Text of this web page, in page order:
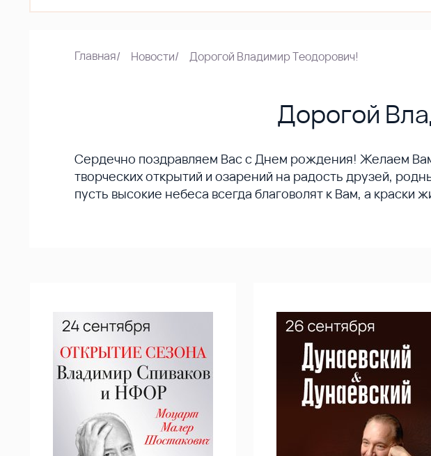
Главная/ Новости/ Дорогой Владимир Теодорович!
Дорогой
Сердечно поздравляем Вас с Днем рождения! Желаем
творческих открытий и озарений на радость друзей,
пусть высокие небеса всегда благоволят к Вам, а краски